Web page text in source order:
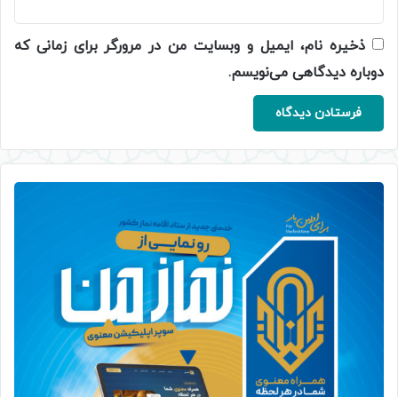
ذخیره نام، ایمیل و وبسایت من در مرورگر برای زمانی که
دوباره دیدگاهی می‌نویسم.